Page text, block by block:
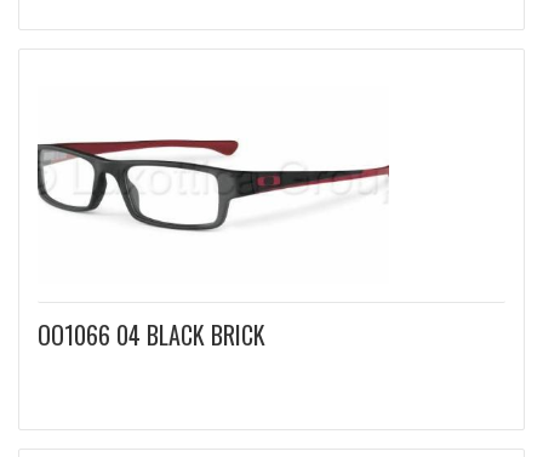
OO1066 04 BLACK BRICK